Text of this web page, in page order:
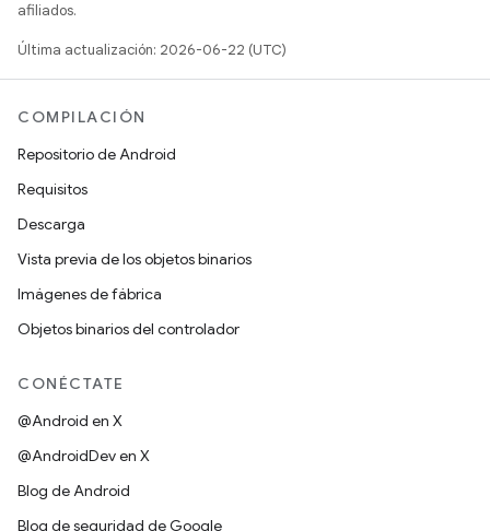
afiliados.
Última actualización: 2026-06-22 (UTC)
COMPILACIÓN
Repositorio de Android
Requisitos
Descarga
Vista previa de los objetos binarios
Imágenes de fábrica
Objetos binarios del controlador
CONÉCTATE
@Android en X
@AndroidDev en X
Blog de Android
Blog de seguridad de Google